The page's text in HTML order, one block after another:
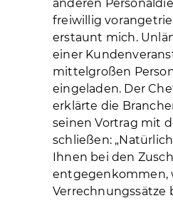
anderen
freiwillig
erstaunt mich.
einer
mittelgroßen
eingeladen. Der
erklärte die
seinen Vortrag mit
schließen:
Ihnen bei den
entgegenkommen,
Verrechnungssätze